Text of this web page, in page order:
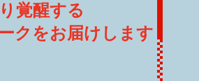
覚醒する
クをお届けします